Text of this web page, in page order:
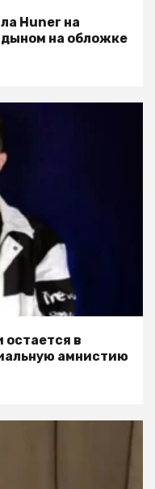
Huner на
на обложке
в
амнистию